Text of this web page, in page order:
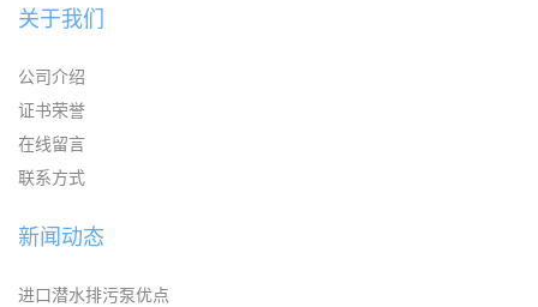
关于我们
公司介绍
证书荣誉
在线留言
联系方式
新闻动态
进口潜水排污泵优点